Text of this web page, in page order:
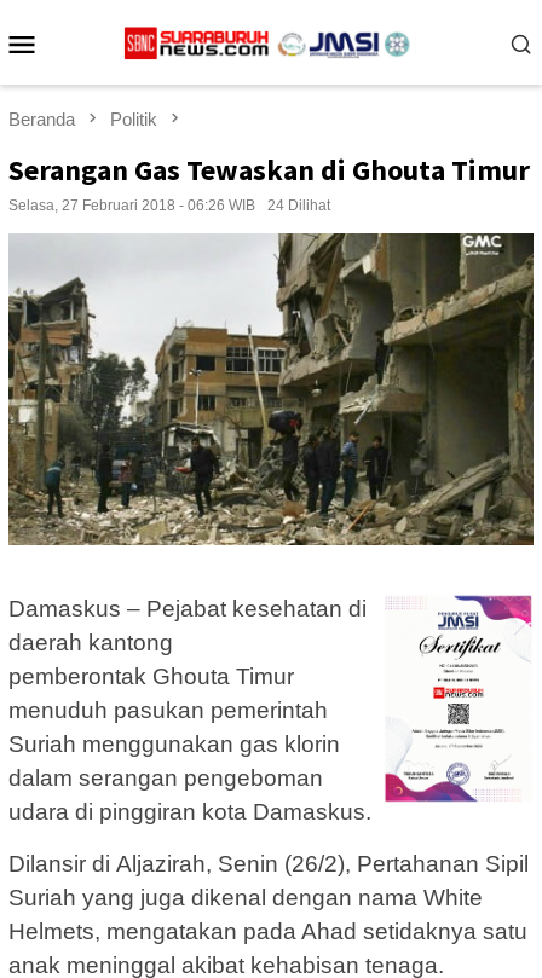
ke
Beranda Politik
Serangan Gas Tewaskan di Ghouta Timur
Selasa, 27 Februari 2018 - 06:26 WIB 24 Dilihat
Damaskus – Pejabat kesehatan di
daerah kantong
pemberontak Ghouta Timur
menuduh pasukan pemerintah
Suriah menggunakan gas klorin
dalam serangan pengeboman
udara di pinggiran kota Damaskus.
Dilansir di Aljazirah, Senin (26/2), Pertahanan Sipil
Suriah yang juga dikenal dengan nama White
Helmets, mengatakan pada Ahad setidaknya satu
anak meninggal akibat kehabisan tenaga.